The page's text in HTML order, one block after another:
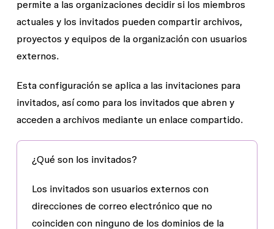
permite a las organizaciones decidir si los miembros
actuales y los invitados pueden compartir archivos,
proyectos y equipos de la organización con usuarios
externos.
Esta configuración se aplica a las invitaciones para
invitados, así como para los invitados que abren y
acceden a archivos mediante un enlace compartido.
¿Qué son los invitados?
Los invitados son usuarios externos con
direcciones de correo electrónico que no
coinciden con ninguno de los dominios de la